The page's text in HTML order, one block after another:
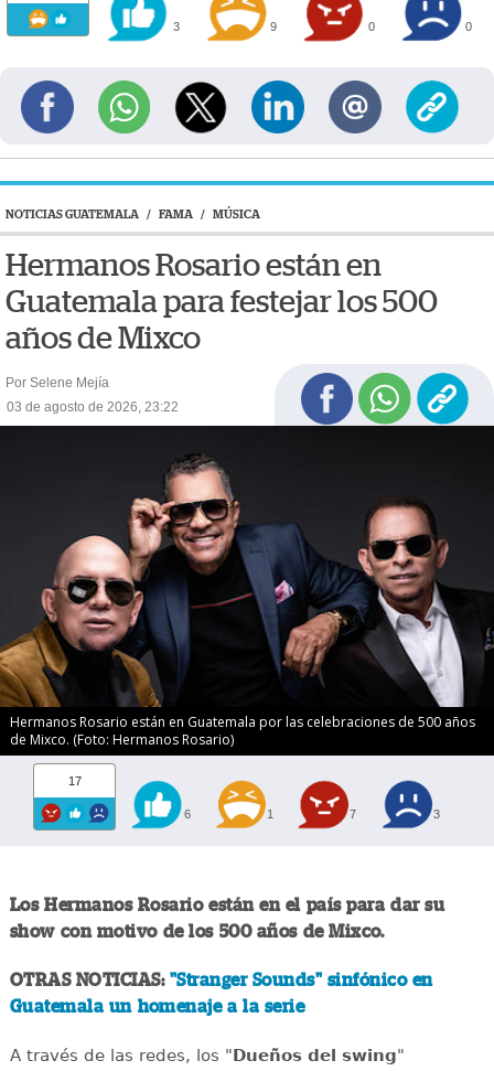
3 9 0 0
NOTICIAS GUATEMALA / FAMA / MÚSICA
Hermanos Rosario están en
Guatemala para festejar los 500
años de Mixco
Por Selene Mejía
03 de agosto de 2026, 23:22
Hermanos Rosario están en Guatemala por las celebraciones de 500 años
de Mixco. (Foto: Hermanos Rosario)
17
6 1 7 3
Los Hermanos Rosario están en el país para dar su
show con motivo de los 500 años de Mixco.
OTRAS NOTICIAS: "Stranger Sounds" sinfónico en
Guatemala un homenaje a la serie
A través de las redes, los "Dueños del swing"